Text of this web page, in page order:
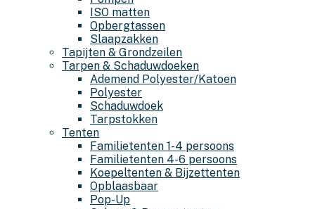
ISO matten
Opbergtassen
Slaapzakken
Tapijten & Grondzeilen
Tarpen & Schaduwdoeken
Ademend Polyester/Katoen
Polyester
Schaduwdoek
Tarpstokken
Tenten
Familietenten 1-4 persoons
Familietenten 4-6 persoons
Koepeltenten & Bijzettenten
Opblaasbaar
Pop-Up